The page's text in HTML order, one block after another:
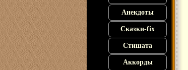
Анекдоты
Сказки-fix
Стишата
Аккорды